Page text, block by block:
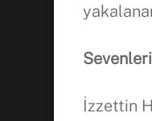
İzzettin